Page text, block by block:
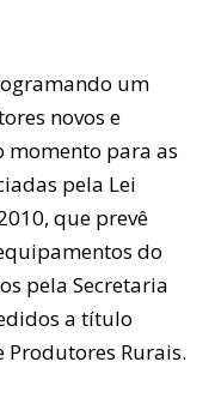
um
novos e
para as
pela Lei
que prevê
do
pela Secretaria
a título
Produtores Rurais.